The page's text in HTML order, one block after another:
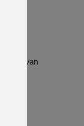
van